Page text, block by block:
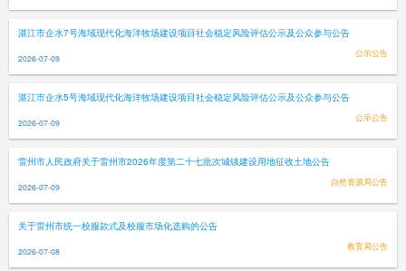
湛江市企水7号海域现代化海洋牧场建设项目社会稳定风险评估公示及公众参与公告
2026-07-09 公示公告
湛江市企水5号海域现代化海洋牧场建设项目社会稳定风险评估公示及公众参与公告
2026-07-09 公示公告
雷州市人民政府关于雷州市2026年度第二十七批次城镇建设用地征收土地公告
2026-07-09 自然资源局公告
关于雷州市统一校服款式及校服市场化选购的公告
2026-07-08 教育局公告